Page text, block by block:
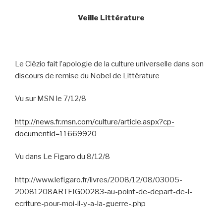
Veille Littérature
Le Clézio fait l’apologie de la culture universelle dans son
discours de remise du Nobel de Littérature
Vu sur MSN le 7/12/8
http://news.fr.msn.com/culture/article.aspx?cp-
documentid=11669920
Vu dans Le Figaro du 8/12/8
http://www.lefigaro.fr/livres/2008/12/08/03005-
20081208ARTFIG00283-au-point-de-depart-de-l-
ecriture-pour-moi-il-y-a-la-guerre-.php